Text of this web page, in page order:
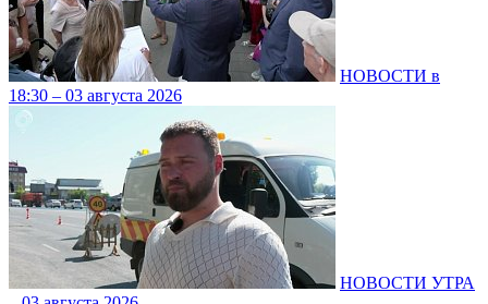
НОВОСТИ в
18:30 – 03 августа 2026
НОВОСТИ УТРА